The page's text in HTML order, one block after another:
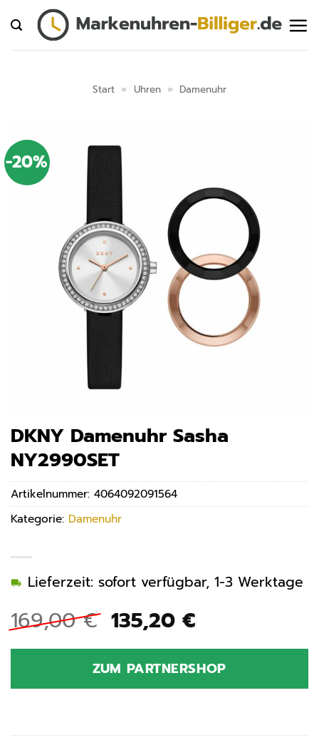
Inhalt
springen
Start » Uhren » Damenuhr
-20%
DKNY Damenuhr Sasha
NY2990SET
169,00€ Ursprünglicher
Preis
war:
169,00 €
135,20 €Aktueller
ist:
135,20 €.
Lieferzeit: sofort verfügbar, 1-3 Werktage
ZUM PARTNERSHOP
Artikelnummer: 4064092091564
Kategorie: Damenuhr